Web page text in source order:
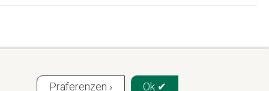
Präferenzen › Ok ✔